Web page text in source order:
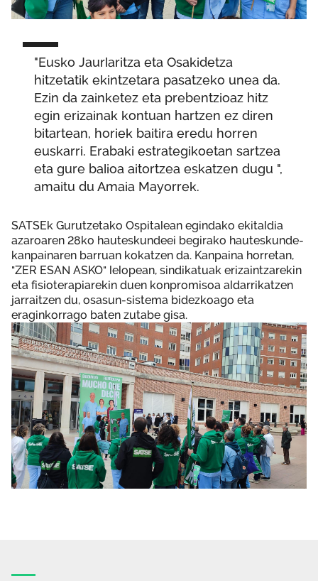
"Eusko Jaurlaritza eta Osakidetza
hitzetatik ekintzetara pasatzeko unea da.
Ezin da zainketez eta prebentzioaz hitz
egin erizainak kontuan hartzen ez diren
bitartean, horiek baitira eredu horren
euskarri. Erabaki estrategikoetan sartzea
eta gure balioa aitortzea eskatzen dugu ",
amaitu du Amaia Mayorrek.
SATSEk Gurutzetako Ospitalean egindako ekitaldia
azaroaren 28ko hauteskundeei begirako hauteskunde-
kanpainaren barruan kokatzen da. Kanpaina horretan,
"ZER ESAN ASKO" lelopean, sindikatuak erizaintzarekin
eta fisioterapiarekin duen konpromisoa aldarrikatzen
jarraitzen du, osasun-sistema bidezkoago eta
eraginkorrago baten zutabe gisa.